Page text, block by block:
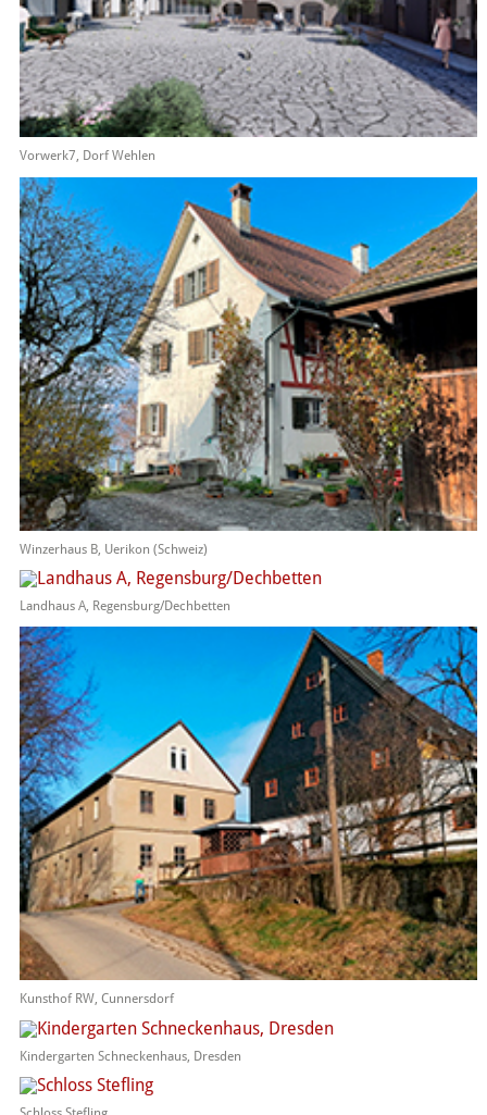
Vorwerk7, Dorf Wehlen
Winzerhaus B, Uerikon (Schweiz)
Landhaus A, Regensburg/Dechbetten
Kunsthof RW, Cunnersdorf
Kindergarten Schneckenhaus, Dresden